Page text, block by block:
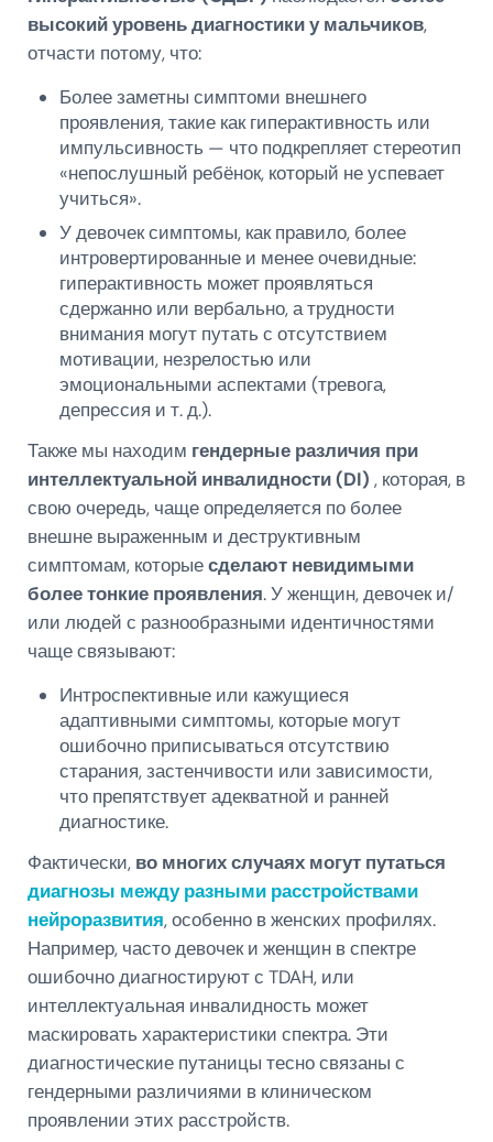
высокий уровень диагностики у мальчиков,
отчасти потому, что:
Более заметны симптоми внешнего
проявления, такие как гиперактивность или
импульсивность — что подкрепляет стереотип
«непослушный ребёнок, который не успевает
учиться».
У девочек симптомы, как правило, более
интровертированные и менее очевидные:
гиперактивность может проявляться
сдержанно или вербально, а трудности
внимания могут путать с отсутствием
мотивации, незрелостью или
эмоциональными аспектами (тревога,
депрессия и т. д.).
Также мы находим гендерные различия при
интеллектуальной инвалидности (DI) , которая, в
свою очередь, чаще определяется по более
внешне выраженным и деструктивным
симптомам, которыесделают невидимыми
более тонкие проявления. У женщин, девочек и/
или людей с разнообразными идентичностями
чаще связывают:
Интроспективные или кажущиеся
адаптивными симптомы, которые могут
ошибочно приписываться отсутствию
старания, застенчивости или зависимости,
что препятствует адекватной и ранней
диагностике.
Фактически, во многих случаях могут путаться
диагнозы между разными расстройствами
нейроразвития, особенно в женских профилях.
Например, часто девочек и женщин в спектре
ошибочно диагностируют с TDAH, или
интеллектуальная инвалидность может
маскировать характеристики спектра. Эти
диагностические путаницы тесно связаны с
гендерными различиями в клиническом
проявлении этих расстройств.